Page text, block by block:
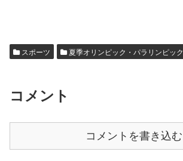
スポーツ 夏季オリンピック・パラリンピック
コメント
コメントを書き込む